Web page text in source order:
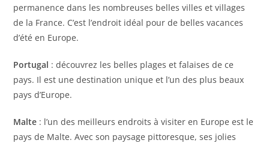
permanence dans les nombreuses belles villes et villages
de la France. C’est l’endroit idéal pour de belles vacances
d’été en Europe.
Portugal : découvrez les belles plages et falaises de ce
pays. Il est une destination unique et l’un des plus beaux
pays d’Europe.
Malte : l’un des meilleurs endroits à visiter en Europe est le
pays de Malte. Avec son paysage pittoresque, ses jolies